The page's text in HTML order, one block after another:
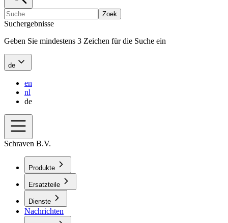
Zoek
Suchergebnisse
Geben Sie mindestens 3 Zeichen für die Suche ein
de
en
nl
de
Schraven B.V.
Produkte
Ersatzteile
Dienste
Nachrichten